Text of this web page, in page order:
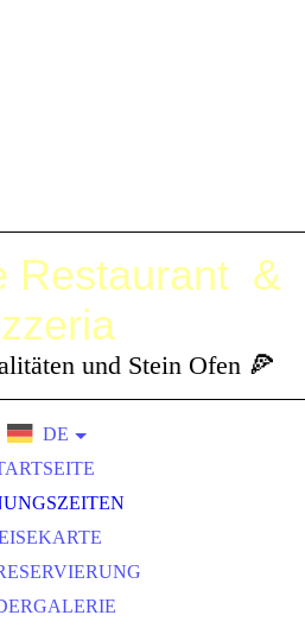
Restaurant &
und Stein Ofen 🍕
DE